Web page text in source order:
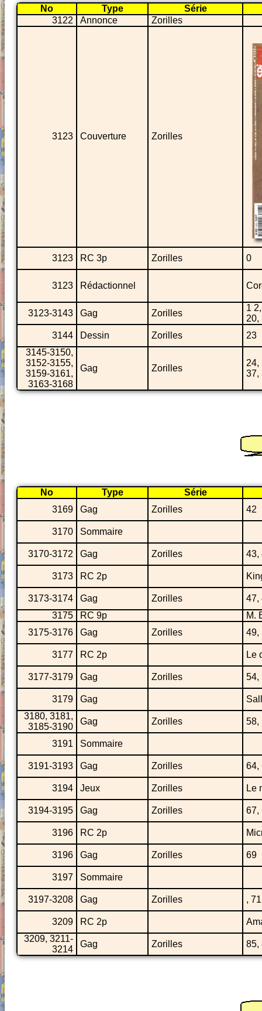
No Type
Série
3122
Annonce Zorilles
3123 Couverture Zorilles
3123 RC 3p Zorilles 0
3123 Rédactionnel
3123-3143 Gag Zorilles
1
20,
3144
Dessin Zorilles
23
3145-3150,
3152-3155,
3159-3161,
3163-3168
Gag Zorilles
24,
37,
No Type
Série
3169
Gag Zorilles 42
3170 Sommaire
3170-3172 Gag Zorilles 43,
3173 RC 2p
3173-3174 Gag Zorilles
47,
3175
RC 9p
M.
3175-3176
Gag Zorilles 49,
3177 RC 2p Le
3177-3179 Gag Zorilles 54,
3179 Gag
3180, 3181,
3185-3190
Gag Zorilles 58,
3191 Sommaire
3191-3193 Gag Zorilles 64,
3194 Jeux Zorilles Le
3194-3195 Gag Zorilles 67,
3196 RC 2p
3196 Gag Zorilles 69
3197 Sommaire
3197-3208 Gag Zorilles ,
3209 RC 2p
3209, 3211-
3214
Gag Zorilles 85,